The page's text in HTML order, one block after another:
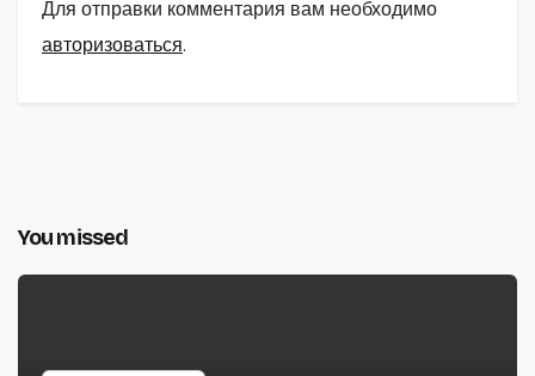
Для отправки комментария вам необходимо
авторизоваться.
You missed